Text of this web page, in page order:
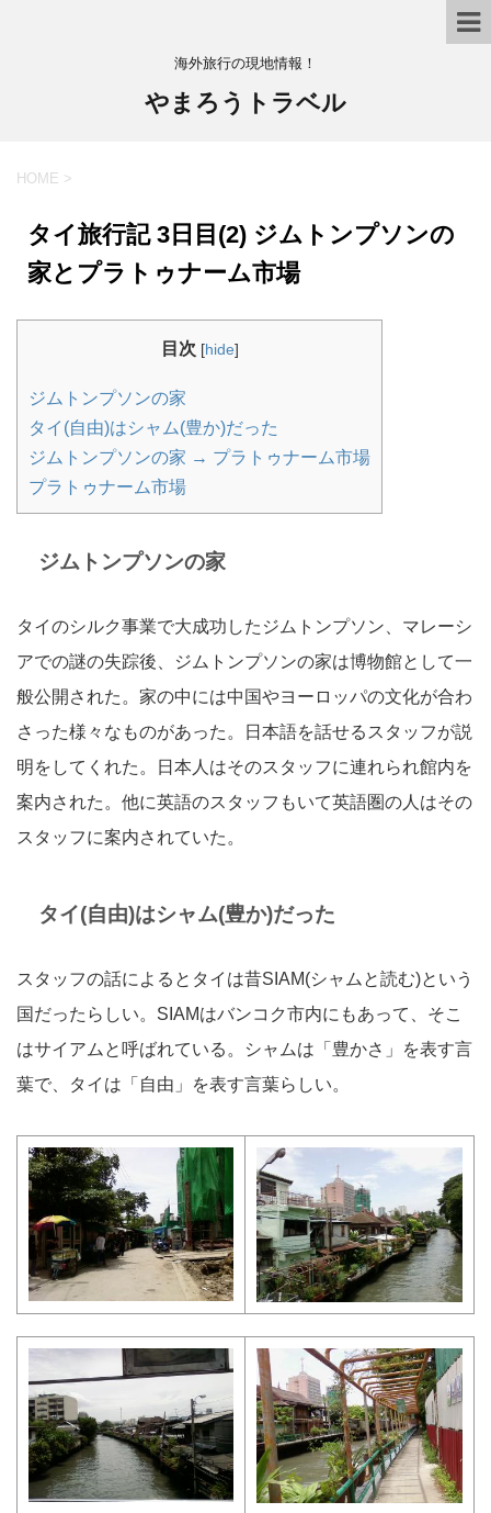
海外旅行の現地情報！
やまろうトラベル
HOME >
タイ旅行記 3日目(2) ジムトンプソンの
家とプラトゥナーム市場
目次 [hide]
ジムトンプソンの家
タイ(自由)はシャム(豊か)だった
ジムトンプソンの家 → プラトゥナーム市場
プラトゥナーム市場
ジムトンプソンの家
タイのシルク事業で大成功したジムトンプソン、マレーシ
アでの謎の失踪後、ジムトンプソンの家は博物館として一
般公開された。家の中には中国やヨーロッパの文化が合わ
さった様々なものがあった。日本語を話せるスタッフが説
明をしてくれた。日本人はそのスタッフに連れられ館内を
案内された。他に英語のスタッフもいて英語圏の人はその
スタッフに案内されていた。
タイ(自由)はシャム(豊か)だった
スタッフの話によるとタイは昔SIAM(シャムと読む)という
国だったらしい。SIAMはバンコク市内にもあって、そこ
はサイアムと呼ばれている。シャムは「豊かさ」を表す言
葉で、タイは「自由」を表す言葉らしい。